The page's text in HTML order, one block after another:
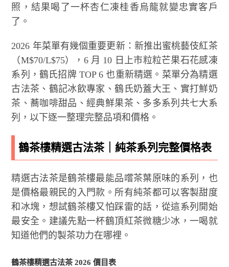
照，結果喝了一杯杏仁凍桂香烏龍就變忠實客戶
了。
2026 年菜單有幾個重要更新：新推出蜜桃藝伎紅茶
（M$70/L$75），6 月 10 日上市粒粒芒果石花感凍
系列，鶴氏招牌 TOP 6 也重新精選。菜單分為精選
古法茶、鶴記冰飲專家、鶴氏奶蓋大王、實打鮮奶
茶、蕎咖啡甜品、經典鮮果茶、多多系列共七大系
列，以下逐一整理完整品項和價格。
鶴茶樓精選古法茶｜純茶系列完整價格表
精選古法茶是鶴茶樓最能品嚐茶葉原味的系列，也
是價格最親民的入門款。所有純茶都可以客製甜度
和冰塊，想試鶴茶樓又怕踩雷的話，從這系列開始
最安全。建議先點一杯鶴頂紅茶微糖少冰，一喝就
知道他們的製茶功力在哪裡。
鶴茶樓精選古法茶 2026 價目表